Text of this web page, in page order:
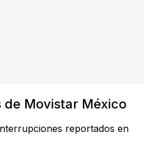
de Movistar México
reportados en